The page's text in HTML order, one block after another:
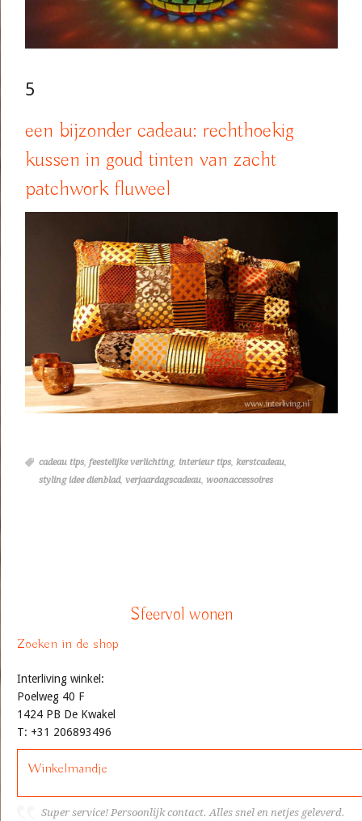
5
een bijzonder cadeau: rechthoekig
kussen in goud tinten van zacht
patchwork fluweel
cadeau tips, feestelijke verlichting, interieur tips, kerstcadeau,
styling idee dienblad, verjaardagscadeau, woonaccessoires
Sfeervol wonen
Zoeken in de shop
Interliving winkel:
Poelweg 40 F
1424 PB De Kwakel
T: +31 206893496
Winkelmandje
Super service! Persoonlijk contact. Alles snel en netjes geleverd.